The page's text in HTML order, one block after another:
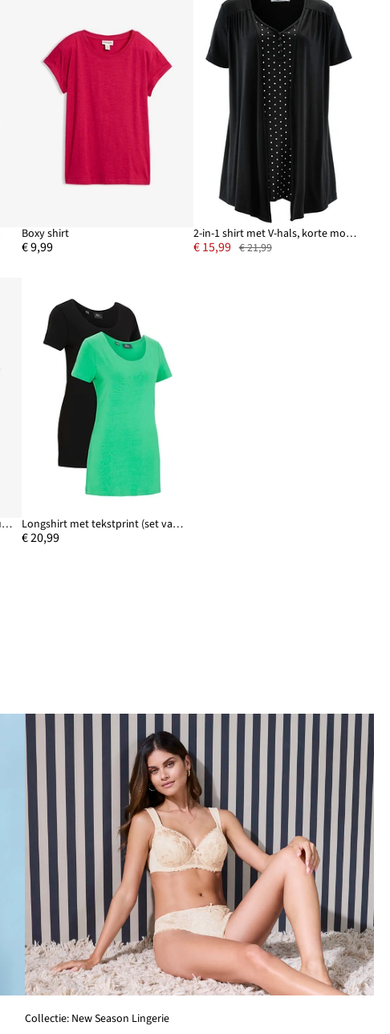
Boxy shirt
€ 9,99
2-in-1 shirt met V-hals, korte mouw
€ 15,99 € 21,99
Oversized sportshirt met gestructureerde look Longshirt met tekstprint (set van 2)
€ 20,99
Collectie: New Season Lingerie